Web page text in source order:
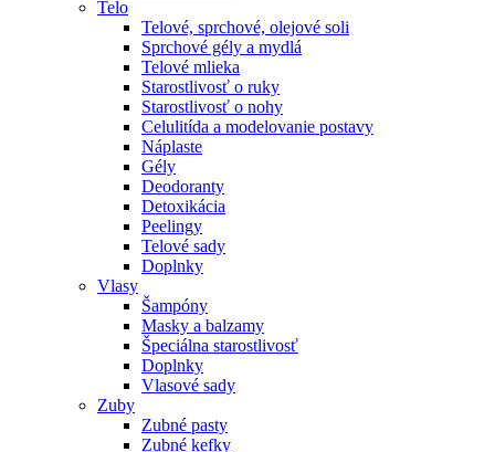
Telo
Telové, sprchové, olejové soli
Sprchové gély a mydlá
Telové mlieka
Starostlivosť o ruky
Starostlivosť o nohy
Celulitída a modelovanie postavy
Náplaste
Gély
Deodoranty
Detoxikácia
Peelingy
Telové sady
Doplnky
Vlasy
Šampóny
Masky a balzamy
Špeciálna starostlivosť
Doplnky
Vlasové sady
Zuby
Zubné pasty
Zubné kefky